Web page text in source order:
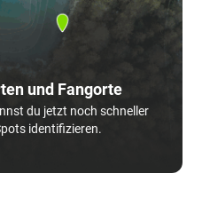
und Fangorte
du jetzt noch schneller
identifizieren.